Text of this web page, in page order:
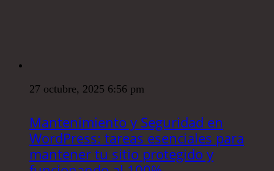
27 octubre, 2025 6:56 pm
Mantenimiento y Seguridad en
WordPress: tareas esenciales para
mantener tu sitio protegido y